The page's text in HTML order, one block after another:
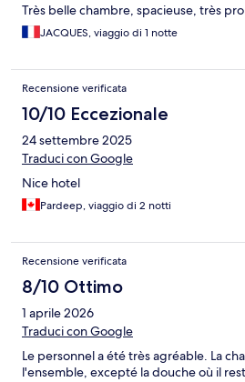
Très belle chambre, spacieuse, très
JACQUES, viaggio di 1 notte
Recensione verificata
10/10 Eccezionale
24 settembre 2025
Traduci con Google
Nice hotel
Pardeep, viaggio di 2 notti
Recensione verificata
8/10 Ottimo
1 aprile 2026
Traduci con Google
Le personnel a été très agréable. La
l'ensemble, excepté la douche où il